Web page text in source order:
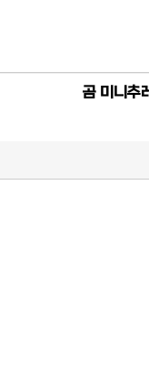
곰 미니추